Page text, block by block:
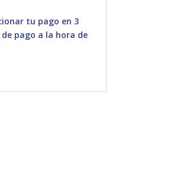
tu pago en 3
pago a la hora de